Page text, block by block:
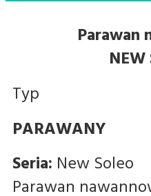
Parawan
NEW
Typ
PARAWANY
Seria: New Soleo
Parawan